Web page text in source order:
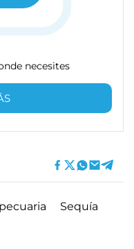
necesites
Sequía